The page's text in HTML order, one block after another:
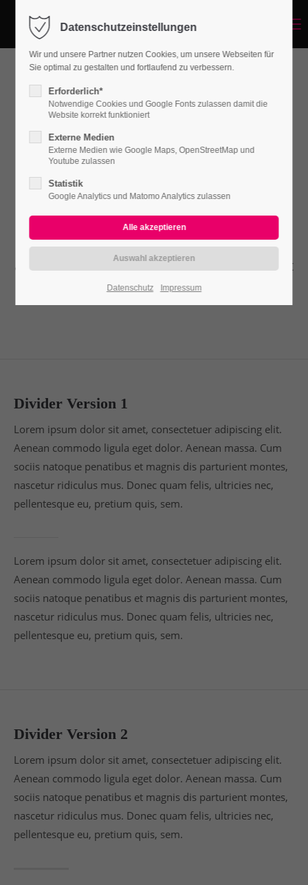
Login
Benutzername
Passwort
Lost your password?
We offer support for our customers
Mon - Fri 8:00am - 5:00pm(GMT +1)
Get in touch
Have any questions?
+44 1234 567 890
Drop us a line
adipiscing elit.
Aenean commodo ligula eget dolor. Aenean massa.
Cum sociis natoque penatibus et magnis dis
parturient montes, nascetur ridiculus mus. Donec
quam felis, ultricies nec.
Dividers
Lorem ipsum dolor sit amet, consectetuer
adipiscing elit. Aenean commodo ligula eget
dolor. Aenean massa.
Divider Version 1
Lorem ipsum dolor sit amet, consectetuer adipiscing elit.
Aenean commodo ligula eget dolor. Aenean massa. Cum
sociis natoque penatibus et magnis dis parturient montes,
nascetur ridiculus mus. Donec quam felis, ultricies nec,
pellentesque eu, pretium quis, sem.
Lorem ipsum dolor sit amet, consectetuer adipiscing elit.
Aenean commodo ligula eget dolor. Aenean massa. Cum
sociis natoque penatibus et magnis dis parturient montes,
nascetur ridiculus mus. Donec quam felis, ultricies nec,
pellentesque eu, pretium quis, sem.
Divider Version 2
Lorem ipsum dolor sit amet, consectetuer adipiscing elit.
Aenean commodo ligula eget dolor. Aenean massa. Cum
sociis natoque penatibus et magnis dis parturient montes,
nascetur ridiculus mus. Donec quam felis, ultricies nec,
pellentesque eu, pretium quis, sem.
Datenschutzeinstellungen
Wir und unsere Partner nutzen Cookies, um unsere Webseiten für
Sie optimal zu gestalten und fortlaufend zu verbessern.
Erforderlich*
Notwendige Cookies und Google Fonts zulassen damit die
Website korrekt funktioniert
Externe Medien
Externe Medien wie Google Maps, OpenStreetMap und
Youtube zulassen
Statistik
Google Analytics und Matomo Analytics zulassen
Datenschutz Impressum